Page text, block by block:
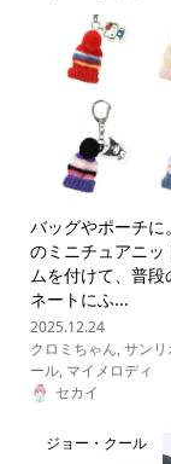
バッグやポーチに
のミニチュアニッ
ムを付けて、普段
ネートにふ...
2025.12.24
クロミちゃん,サンリ
ール, マイメロディ
セカイ
ジョー・クール